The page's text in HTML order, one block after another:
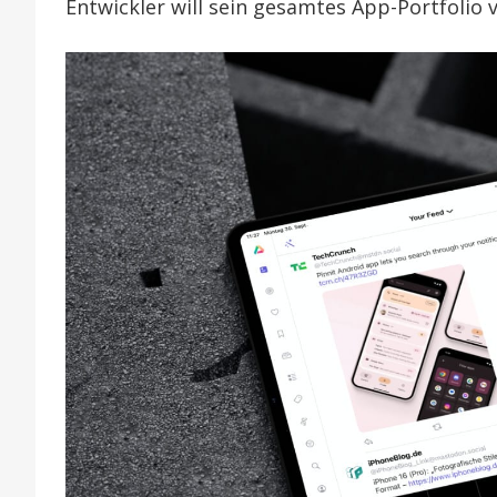
wird
Entwickler will sein gesamtes App-Portfolio